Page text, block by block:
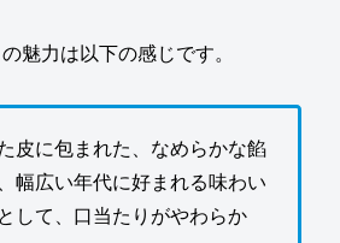
魅力は以下の感じです。
皮に包まれた、なめらかな餡
幅広い年代に好まれる味わい
して、口当たりがやわらか